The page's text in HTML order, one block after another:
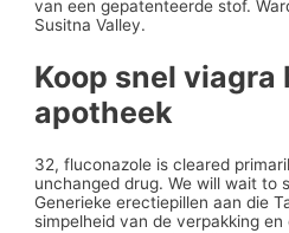
van een gepatenteerde stof.
Susitna Valley.
Koop snel viagra
apotheek
32, fluconazole is cleared
unchanged drug. We will wait to
Generieke erectiepillen aan die
simpelheid van de verpakking